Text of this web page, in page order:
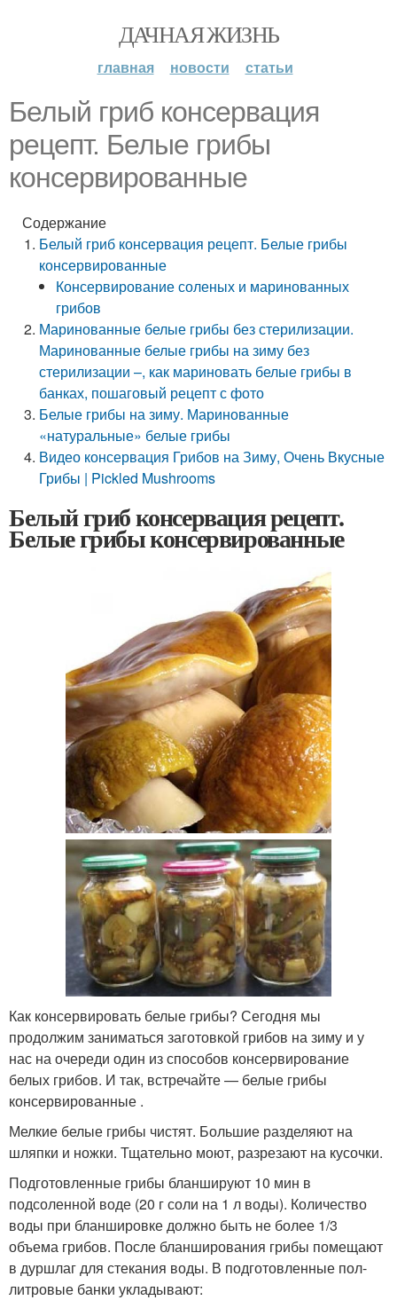
ДАЧНАЯ ЖИЗНЬ
главная новости статьи
Белый гриб консервация
рецепт. Белые грибы
консервированные
Содержание
Белый гриб консервация рецепт. Белые грибы
консервированные
Консервирование соленых и маринованных
грибов
Маринованные белые грибы без стерилизации.
Маринованные белые грибы на зиму без
стерилизации –, как мариновать белые грибы в
банках, пошаговый рецепт с фото
Белые грибы на зиму. Маринованные
«натуральные» белые грибы
Видео консервация Грибов на Зиму, Очень Вкусные
Грибы | Pickled Mushrooms
Белый гриб консервация рецепт.
Белые грибы консервированные
Как консервировать белые грибы? Сегодня мы
продолжим заниматься заготовкой грибов на зиму и у
нас на очереди один из способов консервирование
белых грибов. И так, встречайте — белые грибы
консервированные .
Мелкие белые грибы чистят. Большие разделяют на
шляпки и ножки. Тщательно моют, разрезают на кусочки.
Подготовленные грибы бланшируют 10 мин в
подсоленной воде (20 г соли на 1 л воды). Количество
воды при бланшировке должно быть не более 1/3
объема грибов. После бланширования грибы помещают
в дуршлаг для стекания воды. В подготовленные пол-
литровые банки укладывают: